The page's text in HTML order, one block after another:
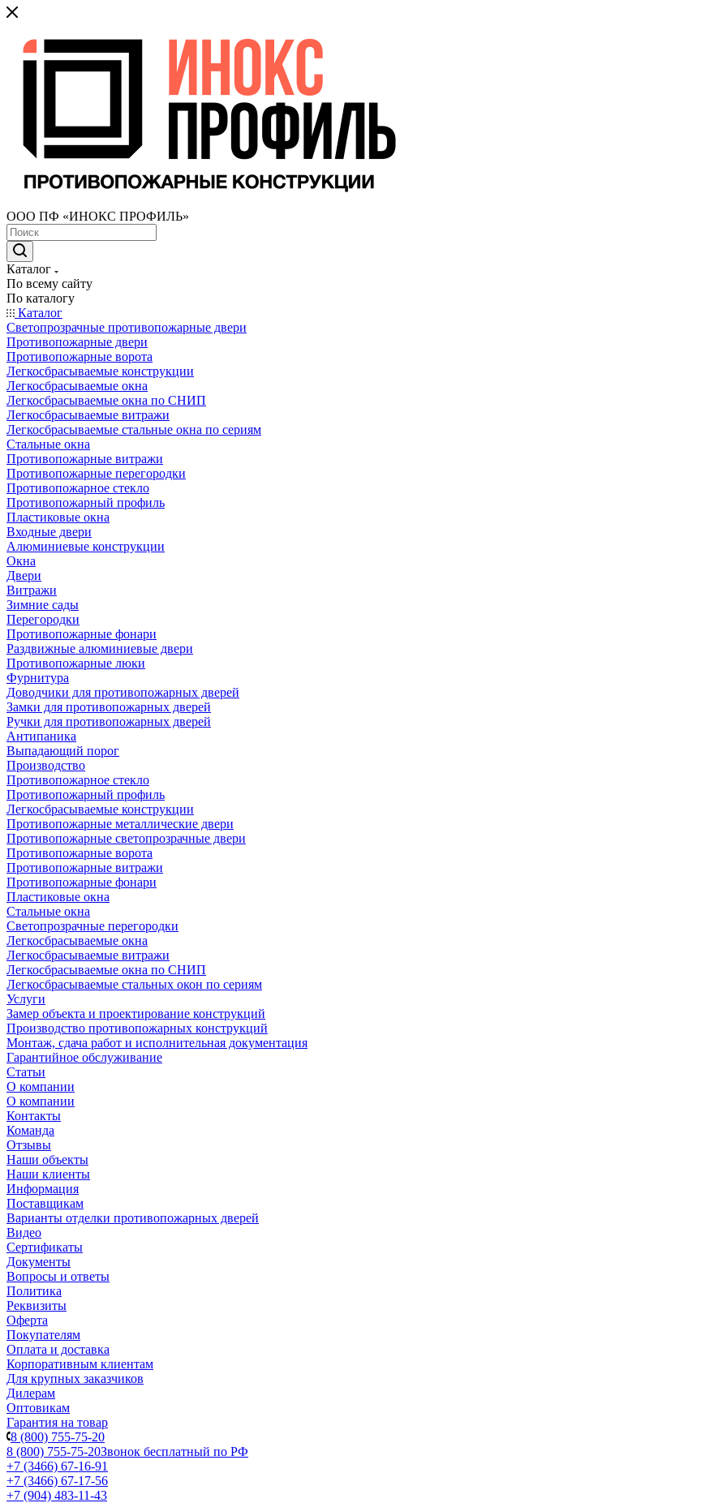
ООО ПФ «ИНОКС ПРОФИЛЬ»
Каталог
По всему сайту
По каталогу
Каталог
Светопрозрачные противопожарные двери
Противопожарные двери
Противопожарные ворота
Легкосбрасываемые конструкции
Легкосбрасываемые окна
Легкосбрасываемые окна по СНИП
Легкосбрасываемые витражи
Легкосбрасываемые стальные окна по сериям
Стальные окна
Противопожарные витражи
Противопожарные перегородки
Противопожарное стекло
Противопожарный профиль
Пластиковые окна
Входные двери
Алюминиевые конструкции
Окна
Двери
Витражи
Зимние сады
Перегородки
Противопожарные фонари
Раздвижные алюминиевые двери
Противопожарные люки
Фурнитура
Доводчики для противопожарных дверей
Замки для противопожарных дверей
Ручки для противопожарных дверей
Антипаника
Выпадающий порог
Производство
Противопожарное стекло
Противопожарный профиль
Легкосбрасываемые конструкции
Противопожарные металлические двери
Противопожарные светопрозрачные двери
Противопожарные ворота
Противопожарные витражи
Противопожарные фонари
Пластиковые окна
Стальные окна
Светопрозрачные перегородки
Легкосбрасываемые окна
Легкосбрасываемые витражи
Легкосбрасываемые окна по СНИП
Легкосбрасываемые стальных окон по сериям
Услуги
Замер объекта и проектирование конструкций
Производство противопожарных конструкций
Монтаж, сдача работ и исполнительная документация
Гарантийное обслуживание
Статьи
О компании
О компании
Контакты
Команда
Отзывы
Наши объекты
Наши клиенты
Информация
Поставщикам
Варианты отделки противопожарных дверей
Видео
Сертификаты
Документы
Вопросы и ответы
Политика
Реквизиты
Оферта
Покупателям
Оплата и доставка
Корпоративным клиентам
Для крупных заказчиков
Дилерам
Оптовикам
Гарантия на товар
8 (800) 755-75-20
8 (800) 755-75-20Звонок бесплатный по РФ
+7 (3466) 67-16-91
+7 (3466) 67-17-56
+7 (904) 483-11-43